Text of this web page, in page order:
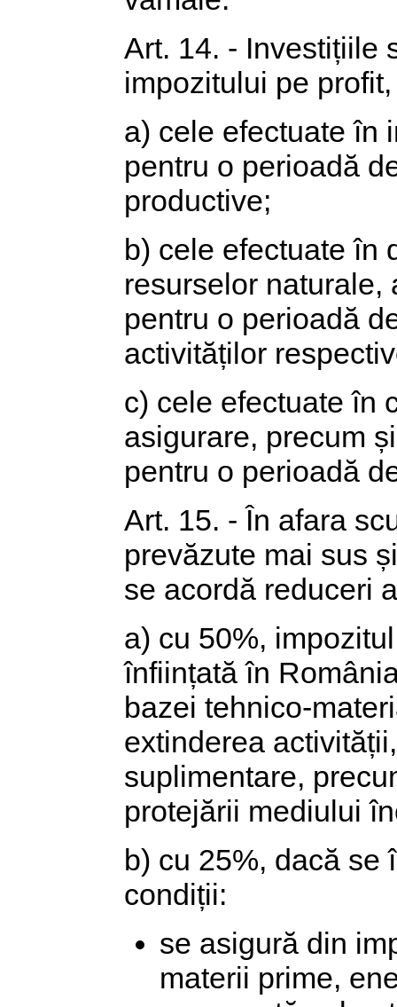
Art. 14. - Investițiile
impozitului pe
a) cele efectuate în
pentru o perioadă
productive;
b) cele efectuate în
resurselor naturale,
pentru o perioadă
activităților
c) cele efectuate în
asigurare, precum
pentru o perioadă
Art. 15. - În afara
prevăzute mai sus
se acordă reduceri
a) cu 50%,
înființată în
bazei tehnico-
extinderea
suplimentare,
protejării mediului
b) cu 25%, dacă se
condiții:
se asigură din
materii prime,